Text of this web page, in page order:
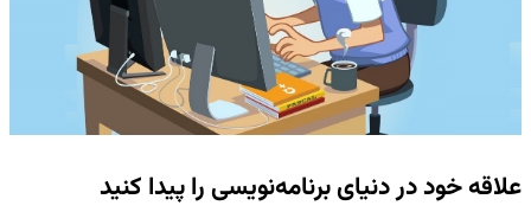
علاقه خود در دنیای برنامه‌نویسی را پیدا کنید